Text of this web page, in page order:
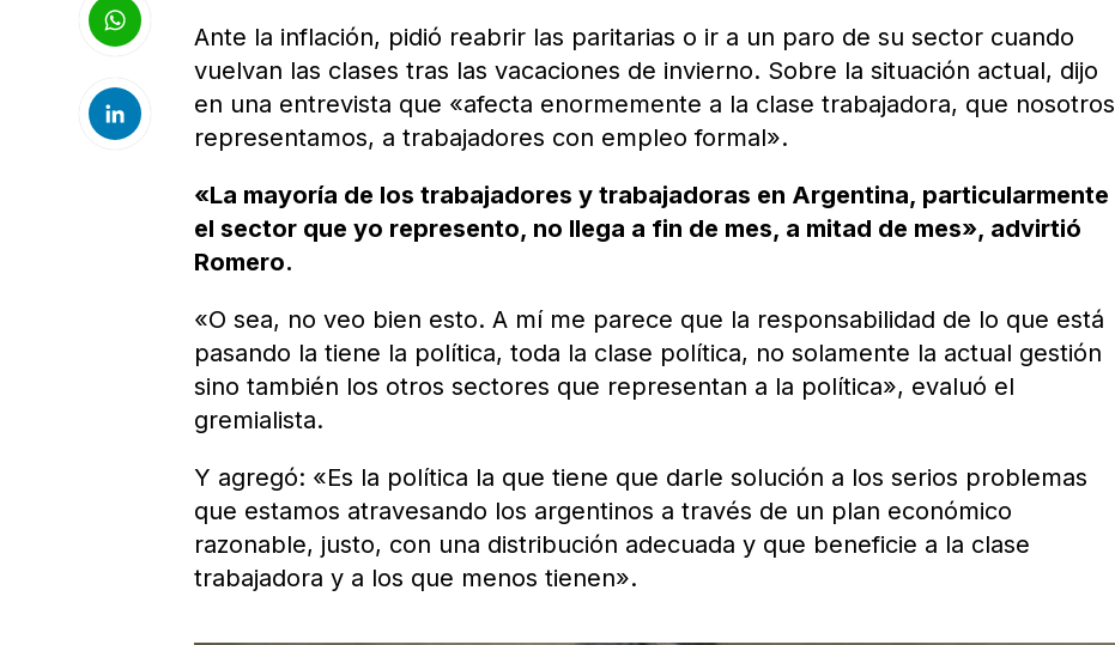
Ante la inflación, pidió reabrir las paritarias o ir a un paro de su sector cuando
vuelvan las clases tras las vacaciones de invierno. Sobre la situación actual, dijo
en una entrevista que «afecta enormemente a la clase trabajadora, que nosotros
representamos, a trabajadores con empleo formal».
«La mayoría de los trabajadores y trabajadoras en Argentina, particularmente
el sector que yo represento, no llega a fin de mes, a mitad de mes», advirtió
Romero.
«O sea, no veo bien esto. A mí me parece que la responsabilidad de lo que está
pasando la tiene la política, toda la clase política, no solamente la actual gestión
sino también los otros sectores que representan a la política», evaluó el
gremialista.
Y agregó: «Es la política la que tiene que darle solución a los serios problemas
que estamos atravesando los argentinos a través de un plan económico
razonable, justo, con una distribución adecuada y que beneficie a la clase
trabajadora y a los que menos tienen».